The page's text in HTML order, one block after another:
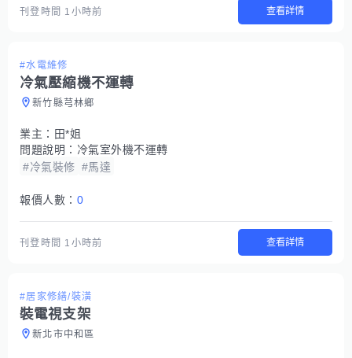
刊登時間 1小時前 查看詳情
#水電維修
冷氣壓縮機不運轉
新竹縣芎林鄉
業主： 田*姐
問題說明： 冷氣室外機不運轉
#冷氣裝修 #馬達
報價人數： 0
刊登時間 1小時前 查看詳情
#居家修繕/裝潢
裝電視支架
新北市中和區